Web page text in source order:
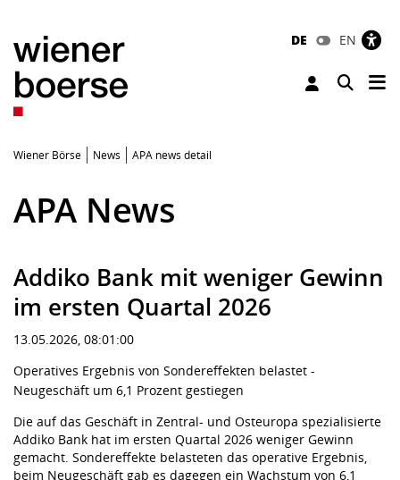
DE EN
Toggle
Wiener Börse News APA news detail
APA News
Addiko Bank mit weniger Gewinn
im ersten Quartal 2026
13.05.2026, 08:01:00
Operatives Ergebnis von Sondereffekten belastet -
Neugeschäft um 6,1 Prozent gestiegen
Die auf das Geschäft in Zentral- und Osteuropa spezialisierte
Addiko Bank hat im ersten Quartal 2026 weniger Gewinn
gemacht. Sondereffekte belasteten das operative Ergebnis,
beim Neugeschäft gab es dagegen ein Wachstum von 6,1